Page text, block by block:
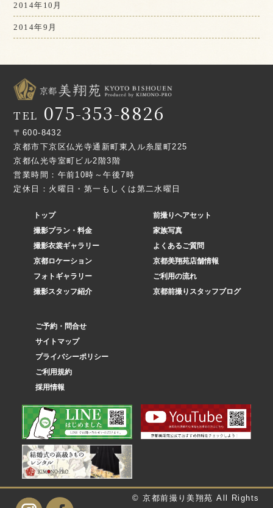
2014年10月
2014年9月
TEL 075-353-8826
〒600-8432
京都市下京区仏光寺通新町東入ル糸屋町225
京都仏光寺室町ビル2階3階
営業時間：午前10時～午後7時
定休日：火曜日・第一もしくは第二水曜日
トップ
撮影プラン・料金
撮影衣裳ギャラリー
京都ロケーション
フォトギャラリー
撮影スタッフ紹介
前撮りヘアセット
家族写真
よくあるご質問
京都美翔苑店舗情報
ご利用の流れ
京都前撮りスタッフブログ
ご予約・問合せ
サイトマップ
プライバシーポリシー
ご利用規約
採用情報
© 京都前撮り美翔苑 All Rights